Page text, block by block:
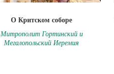
О Критском соборе
Митрополит Гортинский и
Мегалопольский Иеремия